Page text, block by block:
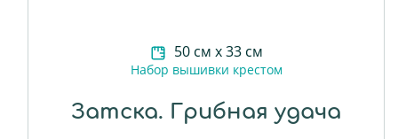
50 см х 33 см
Набор вышивки крестом
Затска. Грибная удача